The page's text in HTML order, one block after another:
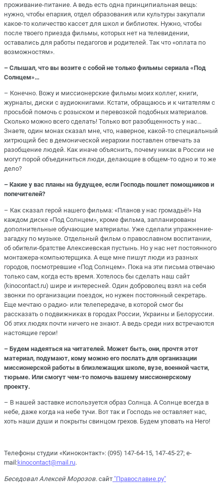
проживание-питание. А ведь есть одна принципиальная вещь:
нужно, чтобы епархия, отдел образования или культуры закупали
какое-то количество кассет для школ и библиотек. Нужно, чтобы
после твоего приезда фильмы, которых нет на телевидении,
оставались для работы педагогов и родителей. Так что «оплата по
возможностям».
– Слышал, что вы возите с собой не только фильмы сериала «Под
Солнцем»…
– Конечно. Вожу и миссионерские фильмы моих коллег, книги,
журналы, диски с аудиокнигами. Кстати, обращаюсь и к читателям с
просьбой помочь с розыском и перевозкой подобных материалов.
Сколько можно всего сделать! Только вот разобщенность у нас…
Знаете, один монах сказал мне, что, наверное, какой-то специальный
хитрющий бес в демонической иерархии поставлен отвечать за
разобщение людей. Как иначе объяснить, почему никак в России не
могут порой объединиться люди, делающие в общем-то одно и то же
дело?
– Какие у вас планы на будущее, если Господь пошлет помощников и
попечителей?
– Как сказал герой нашего фильма: «Планов у нас громадьё!» На
каждом диске «Под Солнцем», кроме фильма, запланированы
дополнительные обучающие материалы. Уже сделали упражнение-
загадку по музыке. Отдельный фильм о православном воспитании,
об обители-братстве Алексиевская пустынь. Но у нас нет постоянного
монтажера-компьютерщика. А еще мне пишут люди из разных
городов, посмотревшие «Под Солнцем». Пока на эти письма отвечаю
только сам, когда есть время. Хотелось бы сделать наш сайт
(kinocontact.ru) шире и интересней. Один доброволец взял на себя
звонки по организации поездок, но нужен постоянный секретарь.
Еще мечтаю о радио- или телепередаче, в которой смог бы
рассказать о подвижниках в городах России, Украины и Белоруссии.
Об этих людях почти ничего не знают. А ведь среди них встречаются
настоящие герои!
– Будем надеяться на читателей. Может быть, они, прочтя этот
материал, подумают, кому можно его послать для организации
миссионерской работы в близлежащих школе, вузе, военной части,
тюрьме. Или смогут чем-то помочь вашему миссионерскому
проекту.
– В нашей заставке используется образ Солнца. А Солнце всегда в
небе, даже когда на небе тучи. Вот так и Господь не оставляет нас,
хоть наши души и покрыты свинцом грехов. Будем уповать на Него!
Телефоны студии «Киноконтакт»: (095) 147-64-15, 147-45-27; e-
mail:kinocontact@mail.ru.
Беседовал Алексей Морозов. сайт "Православие.ру"